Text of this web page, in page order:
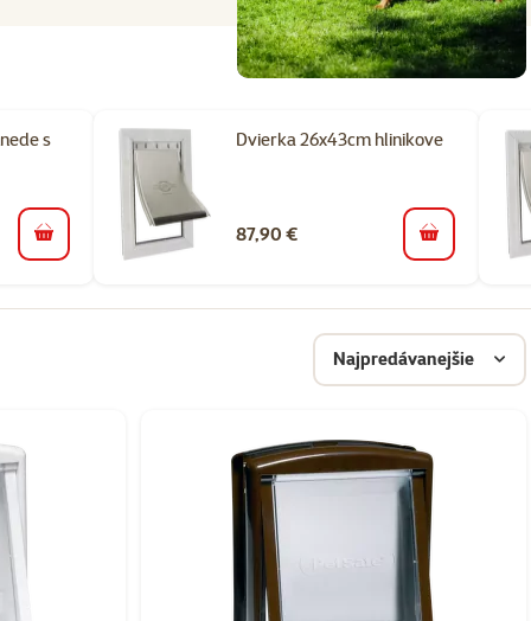
s
do košíka
Dvierka 26x43cm hlinikove
87,90 € do košíka
Najpredávanejšie